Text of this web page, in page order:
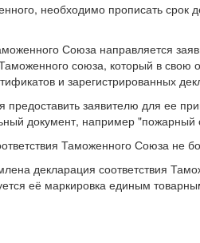
необходимо прописать
Союза направляется
союза, который в свою
и зарегистрированных
предоставить заявителю для ее
документ, например
Таможенного Союза не
декларация соответствия
её маркировка единым